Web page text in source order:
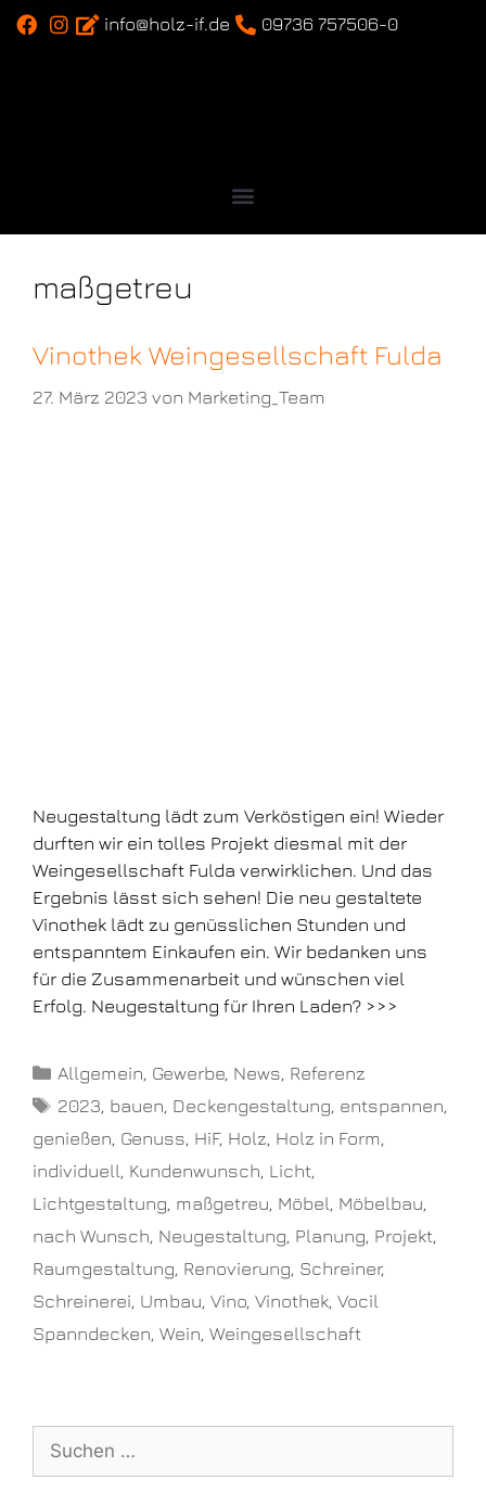
info@holz-if.de 09736 757506-0
maßgetreu
Vinothek Weingesellschaft Fulda
27. März 2023 von Marketing_Team
Neugestaltung lädt zum Verköstigen ein! Wieder
durften wir ein tolles Projekt diesmal mit der
Weingesellschaft Fulda verwirklichen. Und das
Ergebnis lässt sich sehen! Die neu gestaltete
Vinothek lädt zu genüsslichen Stunden und
entspanntem Einkaufen ein. Wir bedanken uns
für die Zusammenarbeit und wünschen viel
Erfolg. Neugestaltung für Ihren Laden? >>>
Allgemein, Gewerbe, News, Referenz
2023, bauen, Deckengestaltung, entspannen,
genießen, Genuss, HiF, Holz, Holz in Form,
individuell, Kundenwunsch, Licht,
Lichtgestaltung, maßgetreu, Möbel, Möbelbau,
nach Wunsch, Neugestaltung, Planung, Projekt,
Raumgestaltung, Renovierung, Schreiner,
Schreinerei, Umbau, Vino, Vinothek, Vocil
Spanndecken, Wein, Weingesellschaft